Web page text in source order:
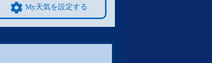
My天気を設定する